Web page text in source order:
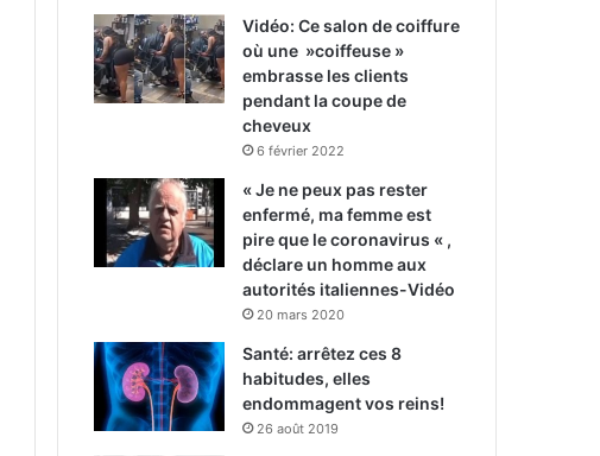
Vidéo: Ce salon de coiffure
où une »coiffeuse »
embrasse les clients
pendant la coupe de
cheveux
6 février 2022
« Je ne peux pas rester
enfermé, ma femme est
pire que le coronavirus « ,
déclare un homme aux
autorités italiennes-Vidéo
20 mars 2020
Santé: arrêtez ces 8
habitudes, elles
endommagent vos reins!
26 août 2019